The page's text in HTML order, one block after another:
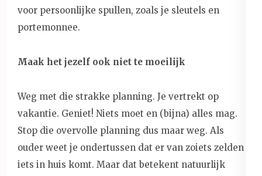
voor persoonlijke spullen, zoals je sleutels en
portemonnee.
Maak het jezelf ook niet te moeilijk
Weg met die strakke planning. Je vertrekt op
vakantie. Geniet! Niets moet en (bijna) alles mag.
Stop die overvolle planning dus maar weg. Als
ouder weet je ondertussen dat er van zoiets zelden
iets in huis komt. Maar dat betekent natuurlijk